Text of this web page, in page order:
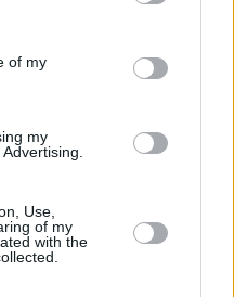
its third-party tags to
purposes in below Google
of my
my
Use,
of my
with the
που έκανε το
τους
τις ενέργειές τους
της, από δύο γίναμε
εμφανίστηκε
στο Τμήμα
για τον τρόπο που